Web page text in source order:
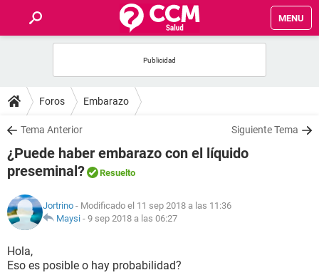
MENU
FOROS
SALUD
FAMILIA
NUTRICIÓN
SEXUALIDAD
Foros Embarazo
Tema Anterior Siguiente Tema
¿Puede haber embarazo con el líquido
preseminal?
Resuelto
Jortrino - Modificado el 11 sep 2018 a las 11:36
Maysi - 9 sep 2018 a las 06:27
Hola,
Eso es posible o hay probabilidad?